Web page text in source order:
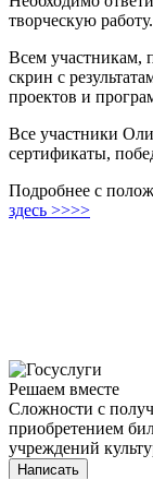
творческую работу.
Всем участникам,
скрин с
проектов и
Все участники
сертификаты,
Подробнее с
здесь >>>>
Решаем вместе
Сложности с
приобретением
учреждений
Написать